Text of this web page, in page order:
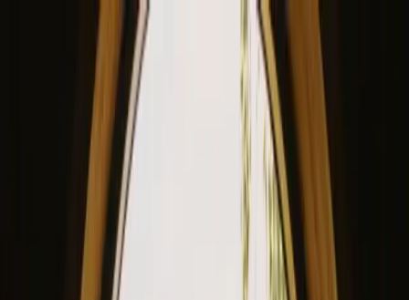
View our site in English? Click here